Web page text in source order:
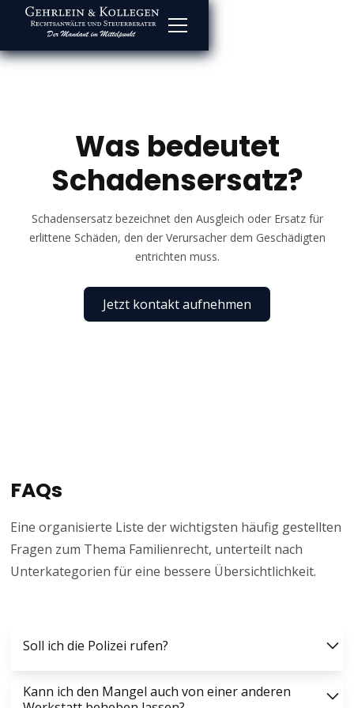
Was bedeutet
Schadensersatz?
Schadensersatz bezeichnet den Ausgleich oder Ersatz für
erlittene Schäden, den der Verursacher dem Geschädigten
entrichten muss.
Jetzt kontakt aufnehmen
FAQs
Eine organisierte Liste der wichtigsten häufig gestellten
Fragen zum Thema Familienrecht, unterteilt nach
Unterkategorien für eine bessere Übersichtlichkeit.
Soll ich die Polizei rufen?
in jedem Fall die Polizei! Nicht selten herrscht nach dem Unfall
Kann ich den Mangel auch von einer anderen